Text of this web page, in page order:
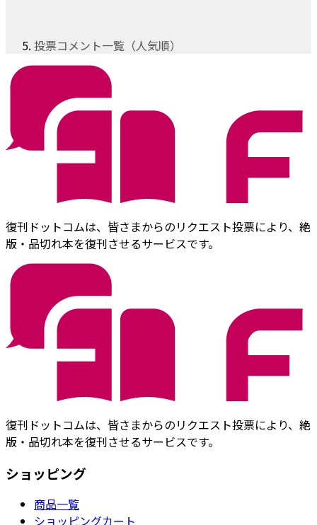
投票コメント一覧（人気順）
復刊ドットコムは、皆さまからのリクエスト投票により、絶
版・品切れ本を復刊させるサービスです。
復刊ドットコムは、皆さまからのリクエスト投票により、絶
版・品切れ本を復刊させるサービスです。
ショッピング
商品一覧
ショッピングカート